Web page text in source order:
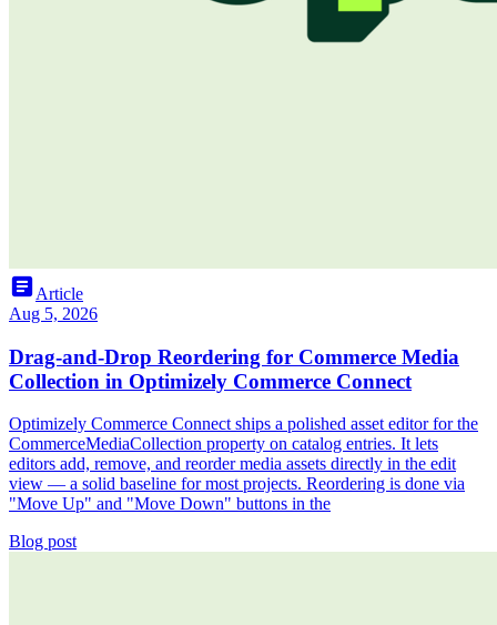
articleArticle
Aug 5, 2026
Drag-and-Drop Reordering for Commerce Media
Collection in Optimizely Commerce Connect
Optimizely Commerce Connect ships a polished asset editor for the
CommerceMediaCollection property on catalog entries. It lets
editors add, remove, and reorder media assets directly in the edit
view — a solid baseline for most projects. Reordering is done via
"Move Up" and "Move Down" buttons in the
Blog post